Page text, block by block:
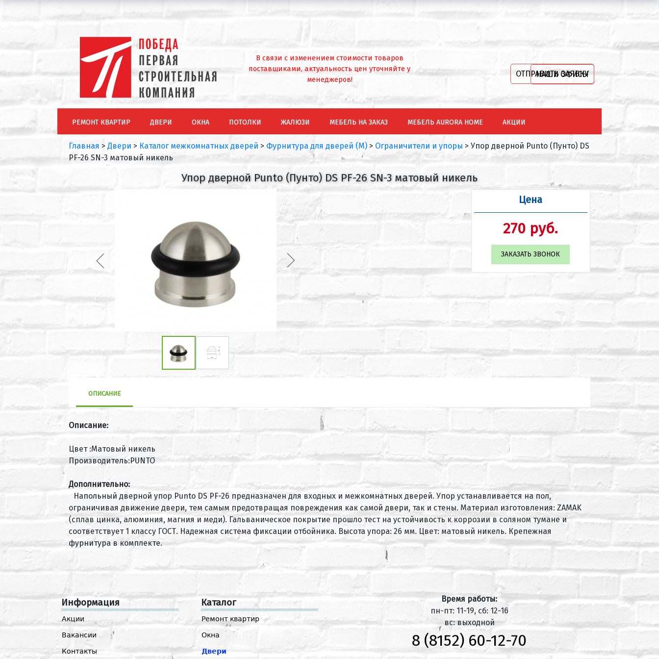
В связи с изменением стоимости товаров
поставщиками, актуальность цен уточняйте у
менеджеров!
ОТПРАВИТЬ ЗАЯВКУ
НАШИ ОФИСЫ
РЕМОНТ КВАРТИР ДВЕРИ ОКНА ПОТОЛКИ ЖАЛЮЗИ МЕБЕЛЬ НА ЗАКАЗ МЕБЕЛЬ AURORA HOME АКЦИИ
Главная > Двери > Каталог межкомнатных дверей > Фурнитура для дверей (М) > Ограничители и упоры > Упор дверной Punto (Пунто) DS
PF-26 SN-3 матовый никель
Упор дверной Punto (Пунто) DS PF-26 SN-3 матовый никель
Цена
270 руб.
ЗАКАЗАТЬ ЗВОНОК
ОПИСАНИЕ
Описание:
Цвет :Матовый никель
Производитель:PUNTO
Дополнительно:
Напольный дверной упор Punto DS PF-26 предназначен для входных и межкомнатных дверей. Упор устанавливается на пол,
ограничивая движение двери, тем самым предотвращая повреждения как самой двери, так и стены. Материал изготовления: ZAMAK
(сплав цинка, алюминия, магния и меди). Гальваническое покрытие прошло тест на устойчивость к коррозии в соляном тумане и
соответствует 1 классу ГОСТ. Надежная система фиксации отбойника. Высота упора: 26 мм. Цвет: матовый никель. Крепежная
фурнитура в комплекте.
Информация
Акции
Вакансии
Контакты
Каталог
Ремонт квартир
Окна
Двери
Время работы:
пн-пт: 11-19, сб: 12-16
вс: выходной
8 (8152) 60-12-70